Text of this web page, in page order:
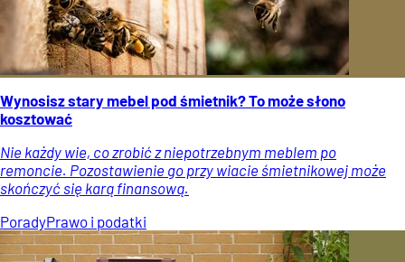
Wynosisz stary mebel pod śmietnik? To może słono
kosztować
Nie każdy wie, co zrobić z niepotrzebnym meblem po
remoncie. Pozostawienie go przy wiacie śmietnikowej może
skończyć się karą finansową.
PoradyPrawo i podatki